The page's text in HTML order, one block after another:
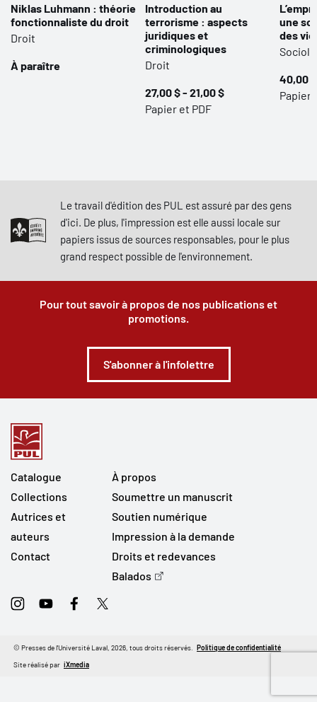
Niklas Luhmann : théorie
fonctionnaliste du droit
Droit
À paraître
Introduction au
terrorisme : aspects
juridiques et
criminologiques
Droit
27,00 $ - 21,00 $
Papier et PDF
une
des
40,00
Papier,
Le travail d'édition des PUL est assuré par des gens
d'ici. De plus, l'impression est elle aussi locale sur
papiers issus de sources responsables, pour le plus
grand respect possible de l'environnement.
Pour tout savoir à propos de nos publications et
promotions.
S'abonner à l'infolettre
Catalogue
Collections
Autrices et
auteurs
Contact
À propos
Soumettre un manuscrit
Soutien numérique
Impression à la demande
Droits et redevances
Balados
InstagramYoutubeFacebookTwitter
Site réalisé par iXmedia
© Presses de l'Université Laval, 2026, tous droits réservés. Politique de confidentialité